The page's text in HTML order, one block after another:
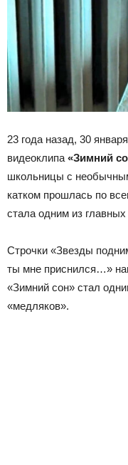
23 года назад, 30
видеоклипа «Зимний
школьницы с
катком прошлась по
стала одним из главных
Строчки «Звезды
ты мне приснился…»
«Зимний сон» стал
«медляков».